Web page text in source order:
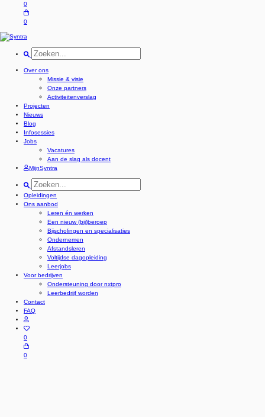
0
0
Over ons
Missie & visie
Onze partners
Activiteitenverslag
Projecten
Nieuws
Blog
Infosessies
Jobs
Vacatures
Aan de slag als docent
MijnSyntra
Opleidingen
Ons aanbod
Leren én werken
Een nieuw (bij)beroep
Bijscholingen en specialisaties
Ondernemen
Afstandsleren
Voltijdse dagopleiding
Leerjobs
Voor bedrijven
Ondersteuning door nxtpro
Leerbedrijf worden
Contact
FAQ
0
0